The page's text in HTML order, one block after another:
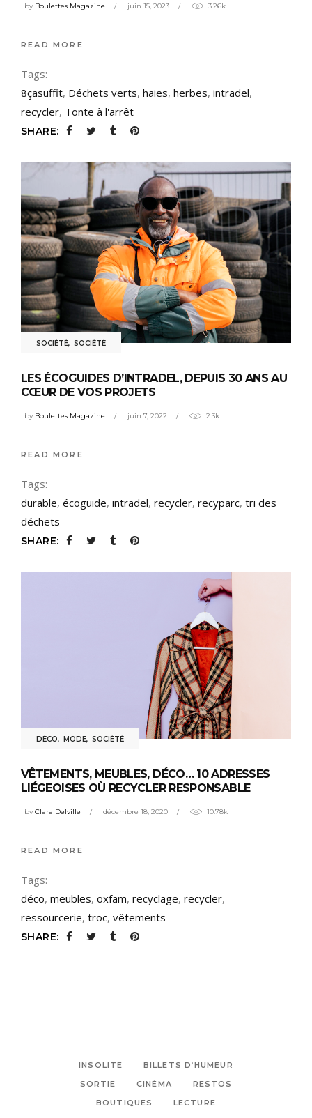
by Boulettes Magazine juin 15, 2023 3.26k
READ MORE
Tags:
8çasuffit, Déchets verts, haies, herbes, intradel,
recycler, Tonte à l'arrêt
SHARE:
SOCIÉTÉ, SOCIÉTÉ
LES ÉCOGUIDES D’INTRADEL, DEPUIS 30 ANS AU
CŒUR DE VOS PROJETS
by Boulettes Magazine juin 7, 2022 2.3k
READ MORE
Tags:
durable, écoguide, intradel, recycler, recyparc, tri des
déchets
SHARE:
DÉCO, MODE, SOCIÉTÉ
VÊTEMENTS, MEUBLES, DÉCO… 10 ADRESSES
LIÉGEOISES OÙ RECYCLER RESPONSABLE
byClara Delville décembre 18, 2020 10.78k
READ MORE
Tags:
déco, meubles, oxfam, recyclage, recycler,
ressourcerie, troc, vêtements
SHARE:
INSOLITE
BILLETS D’HUMEUR
SORTIE
CINÉMA
RESTOS
BOUTIQUES
LECTURE